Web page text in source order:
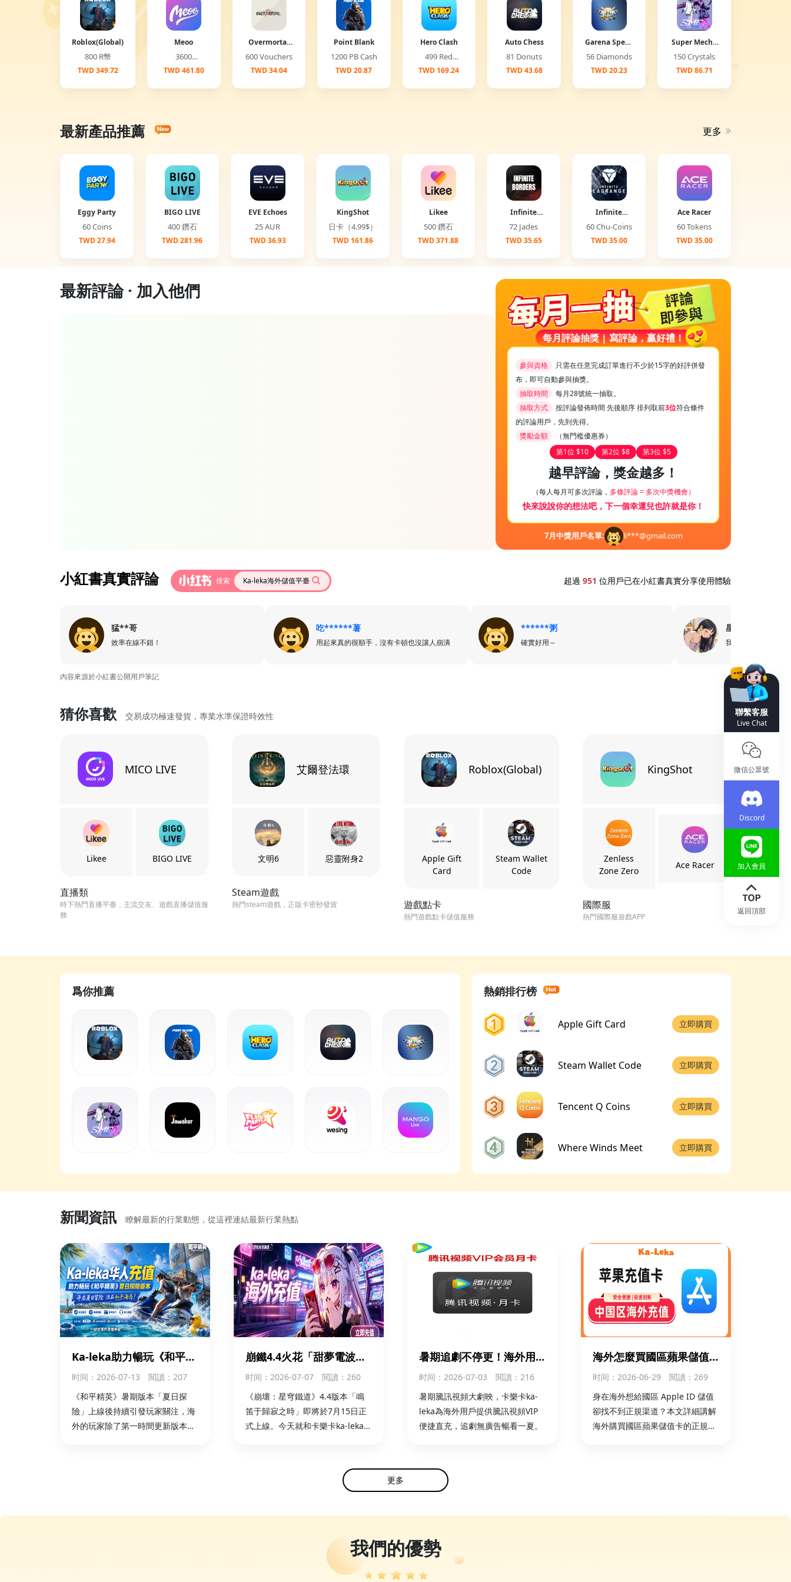
Roblox(Global)
800 R幣
TWD 349.72
Meoo
3600
Diamonds
TWD 461.80
Overmortal
(Global)
600 Vouchers
TWD 34.04
Point Blank
1200 PB Cash
TWD 20.87
Hero Clash
499 Red
Diamonds
TWD 169.24
Auto Chess
81 Donuts
TWD 43.68
Garena Speed
Drifter
56 Diamonds
TWD 20.23
Super Mecha
Champions
150 Crystals
TWD 86.71
最新產品推薦 更多
Eggy Party
60 Coins
TWD 27.94
BIGO LIVE
400 鑽石
TWD 281.96
EVE Echoes
25 AUR
TWD 36.93
KingShot
日卡（4.99$）
TWD 161.86
Likee
500 鑽石
TWD 371.88
Infinite
Borders
72 Jades
TWD 35.65
Infinite
Lagrange
60 Chu-Coins
TWD 35.00
Ace Racer
60 Tokens
TWD 35.00
最新評論 · 加入他們
每月評論抽獎 | 寫評論，贏好禮！
參與資格
只需在任意完成訂單進行不少於15字的好評併發
布，即可自動參與抽獎。
抽取時間
每月28號統一抽取。
抽取方式
按評論發佈時間 先後順序 排列取前3位符合條件
的評論用戶，先到先得。
獎勵金額
（無門檻優惠券）
第1位 $10
第2位 $8 第3位 $5
越早評論，獎金越多！
（每人每月可多次評論， 多條評論 = 多次中獎機會）
快來說說你的想法吧，下一個幸運兒也許就是你！
7
7月中獎用戶名單: li***@gmail.com
小紅書真實評論 搜索 Ka-leka海外儲值平臺 超過 951 位用戶已在小紅書真實分享使用體驗
猛**哥
效率在線不錯！
吃******薯
用起來真的很順手，沒有卡頓也沒讓人崩潰
******粥
確實好用～
星***7
我只用卡樂卡
內容來源於小紅書公開用戶筆記
猜你喜歡 交易成功極速發貨，專業水準保證時效性
MICO LIVE
Likee BIGO LIVE
直播類
時下熱門直播平臺，主流交友、遊戲直播儲值服
務
艾爾登法環
文明6 惡靈附身2
Steam遊戲
熱門steam遊戲，正版卡密秒發貨
Roblox(Global)
Apple Gift
Card
Steam Wallet
Code
遊戲點卡
熱門遊戲點卡儲值服務
KingShot
Zenless
Zone Zero
Ace Racer
國際服
熱門國際服遊戲APP
爲你推薦 熱銷排行榜
Apple Gift Card 立即購買
Steam Wallet Code 立即購買
Tencent Q Coins 立即購買
Where Winds Meet 立即購買
MyCard(TW) 立即購買
PUBG(國際服端遊) 立即購買
帝國時代4 立即購買
立即購買
艾爾登法環 立即購買
新聞資訊 瞭解最新的行業動態，從這裡連結最新行業熱點
Ka-leka助力暢玩《和平精
英》夏日探險版本
时间 ：2026-07-13
閱讀：207
《和平精英》暑期版本「夏日探
險」上線後持續引發玩家關注，海
外的玩家除了第一時間更新版本，
崩鐵4.4火花「甜夢電波」
限時1350夢華！ka-leka海
时间 ：2026-07-07
閱讀：260
《崩壞：星穹鐵道》4.4版本「鳴
笛于歸寂之時」即將於7月15日正
式上線。今天就和卡樂卡ka-leka一
暑期追劇不停更！海外用
卡樂卡ka-leka輕鬆直充國
时间 ：2026-07-03
閱讀：216
暑期騰訊視頻大劇映，卡樂卡ka-
leka為海外用戶提供騰訊視頻VIP
便捷直充，追劇無廣告暢看一夏。
海外怎麼買國區蘋果儲值
卡？App Store 儲值卡購
时间 ：2026-06-29
閱讀：269
身在海外想給國區 Apple ID 儲值
卻找不到正規渠道？本文詳細講解
海外購買國區蘋果儲值卡的正規流
更多
我們的優勢
聯繫客服
Live Chat
微信公眾號
Discord
加入會員
返回頂部